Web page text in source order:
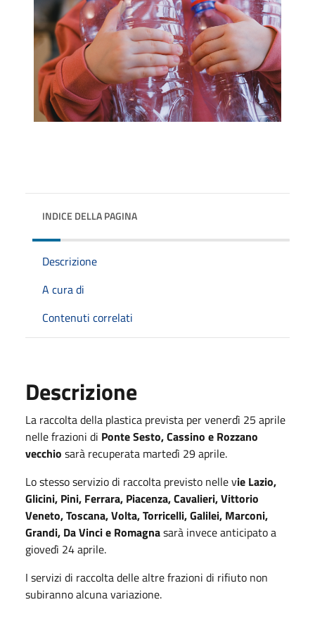
INDICE DELLA PAGINA
Descrizione
A cura di
Contenuti correlati
Descrizione
La raccolta della plastica prevista per venerdì 25 aprile
nelle frazioni di Ponte Sesto, Cassino e Rozzano
vecchio sarà recuperata martedì 29 aprile.
Lo stesso servizio di raccolta previsto nelle vie Lazio,
Glicini, Pini, Ferrara, Piacenza, Cavalieri, Vittorio
Veneto, Toscana, Volta, Torricelli, Galilei, Marconi,
Grandi, Da Vinci e Romagnasarà invece anticipato a
giovedì 24 aprile.
I servizi di raccolta delle altre frazioni di rifiuto non
subiranno alcuna variazione.